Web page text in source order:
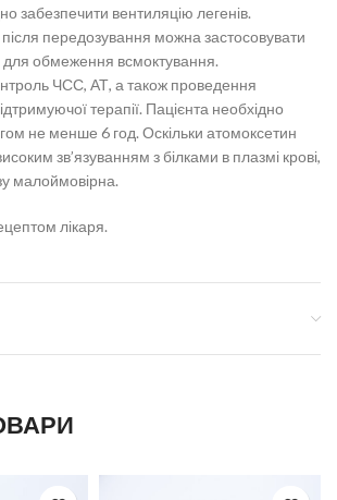
забезпечити вентиляцію легенів.
передозування можна застосовувати
для обмеження всмоктування.
ЧСС, АТ, а також проведення
терапії. Пацієнта необхідно
не менше 6 год. Оскільки атомоксетин
зв’язуванням з білками в плазмі крові,
малоймовірна.
лікаря.